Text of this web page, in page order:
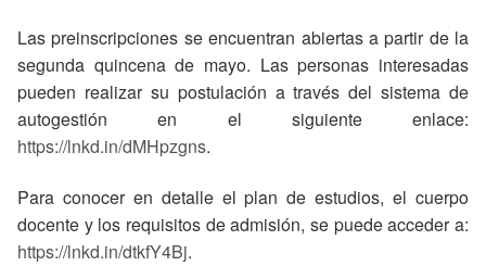
Las preinscripciones se encuentran abiertas a partir de la
segunda quincena de mayo. Las personas interesadas
pueden realizar su postulación a través del sistema de
autogestión en el siguiente enlace:
https://lnkd.in/dMHpzgns.
Para conocer en detalle el plan de estudios, el cuerpo
docente y los requisitos de admisión, se puede acceder a:
https://lnkd.in/dtkfY4Bj.